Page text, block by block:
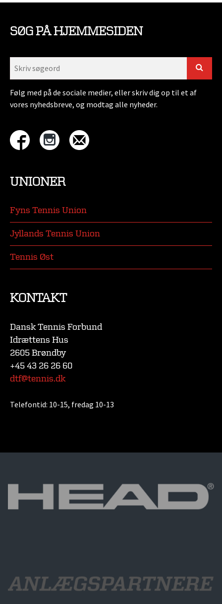
SØG PÅ HJEMMESIDEN
Følg med på de sociale medier, eller skriv dig op til et af
vores nyhedsbreve, og modtag alle nyheder.
UNIONER
Fyns Tennis Union
Jyllands Tennis Union
Tennis Øst
KONTAKT
Dansk Tennis Forbund
Idrættens Hus
2605 Brøndby
+45 43 26 26 60
dtf@tennis.dk
Telefontid: 10-15, fredag 10-13